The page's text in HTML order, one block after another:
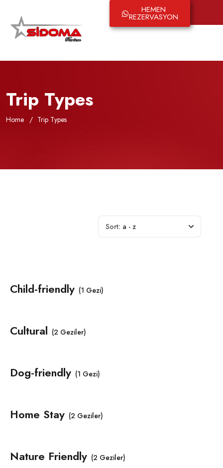
English HEMEN
REZERVASYON
Trip Types
Home Trip Types
Sort: a - z
Child-friendly (1 Gezi)
Cultural (2 Geziler)
Dog-friendly (1 Gezi)
Home Stay (2 Geziler)
Nature Friendly (2 Geziler)